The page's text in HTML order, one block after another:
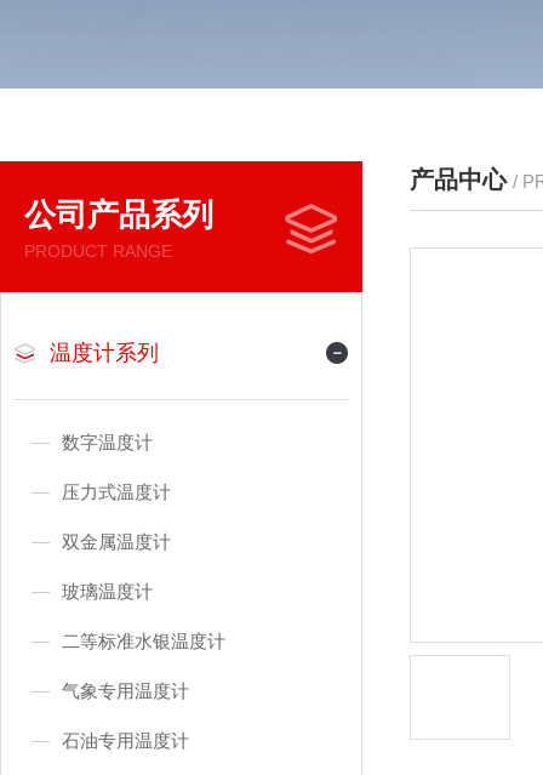
公司产品系列
PRODUCT RANGE
温度计系列
数字温度计
压力式温度计
双金属温度计
玻璃温度计
二等标准水银温度计
气象专用温度计
石油专用温度计
产品中心 /